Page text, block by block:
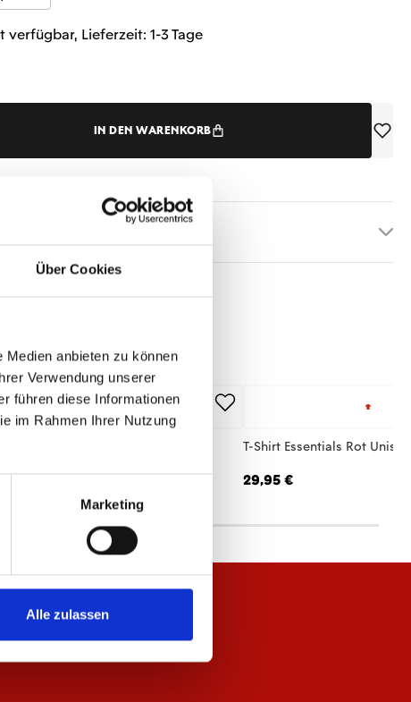
Über Cookies
anbieten zu können
Verwendung unserer
führen diese Informationen
im Rahmen Ihrer Nutzung
Marketing
Alle zulassen
verfügbar, Lieferzeit: 1-3 Tage
IN DEN WARENKORB
€
T-Shirt Essentials Rot Unisex
29,95 €